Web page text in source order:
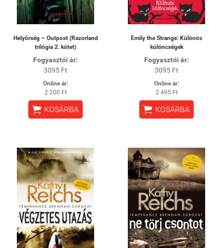
Helyőrség – Outpost (Razorland
trilógia 2. kötet)
Fogyasztói ár:
3095 Ft
Online ár:
2 200 Ft
 KOSÁRBA
Emily the Strange: Különös
különcségek
Fogyasztói ár:
3095 Ft
Online ár:
2 495 Ft
 KOSÁRBA